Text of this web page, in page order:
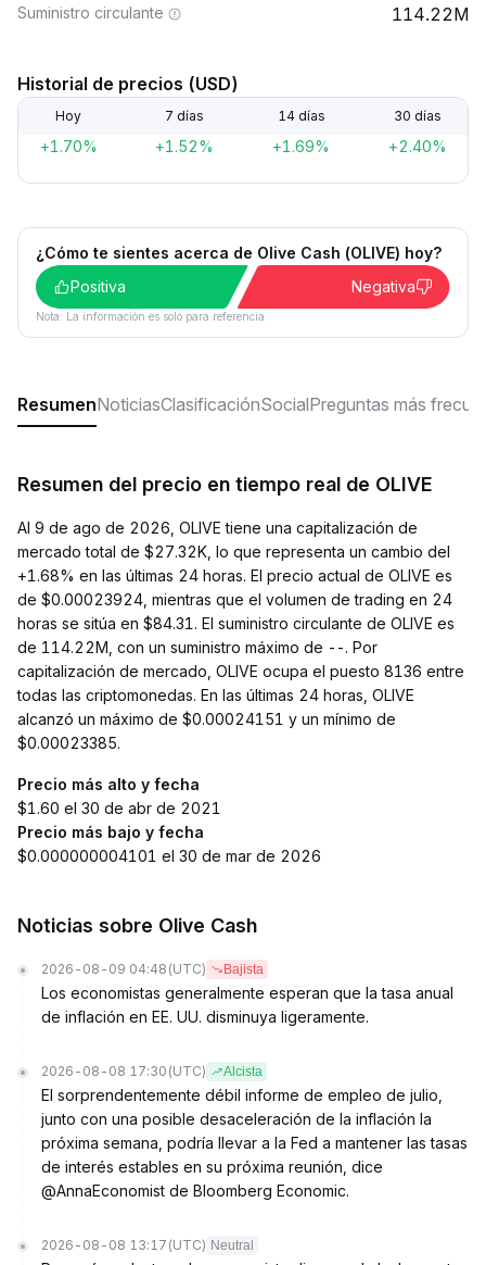
Suministro circulante 114.22M
Historial de precios (USD)
Hoy 7 días 14 días 30 días
+1.70% +1.52% +1.69% +2.40%
¿Cómo te sientes acerca de Olive Cash (OLIVE) hoy?
Positiva
Negativa
Nota: La información es solo para referencia.
ResumenNoticiasClasificaciónSocialPreguntas más
Resumen del precio en tiempo real de OLIVE
Al 9 de ago de 2026, OLIVE tiene una capitalización de
mercado total de $27.32K, lo que representa un cambio del
+1.68% en las últimas 24 horas. El precio actual de OLIVE es
de $0.00023924, mientras que el volumen de trading en 24
horas se sitúa en $84.31. El suministro circulante de OLIVE es
de 114.22M, con un suministro máximo de --. Por
capitalización de mercado, OLIVE ocupa el puesto 8136 entre
todas las criptomonedas. En las últimas 24 horas, OLIVE
alcanzó un máximo de $0.00024151 y un mínimo de
$0.00023385.
Precio más alto y fecha
$1.60 el 30 de abr de 2021
Precio más bajo y fecha
$0.000000004101 el 30 de mar de 2026
Noticias sobre Olive Cash
2026-08-09 04:48 (UTC) Bajista
Los economistas generalmente esperan que la tasa anual
de inflación en EE. UU. disminuya ligeramente.
2026-08-08 17:30 (UTC) Alcista
El sorprendentemente débil informe de empleo de julio,
junto con una posible desaceleración de la inflación la
próxima semana, podría llevar a la Fed a mantener las tasas
de interés estables en su próxima reunión, dice
@AnnaEconomist de Bloomberg Economic.
2026-08-08 13:17 (UTC) Neutral